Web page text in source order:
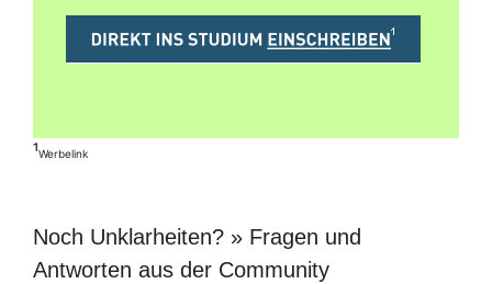
¹Werbelink
Noch Unklarheiten? » Fragen und
Antworten aus der Community